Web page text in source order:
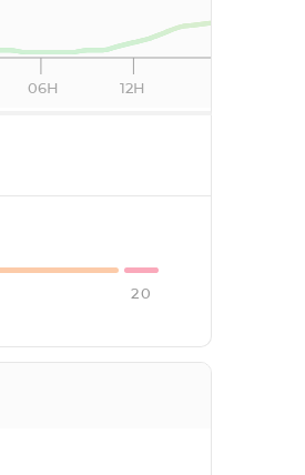
06H 12H
20